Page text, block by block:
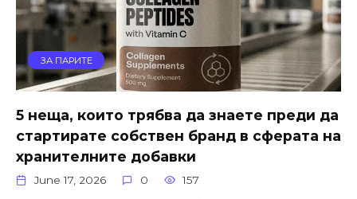
ЗА ПАРИТЕ
5 неща, които трябва да знаете преди да
стартирате собствен бранд в сферата на
хранителните добавки
June 17, 2026 0 157